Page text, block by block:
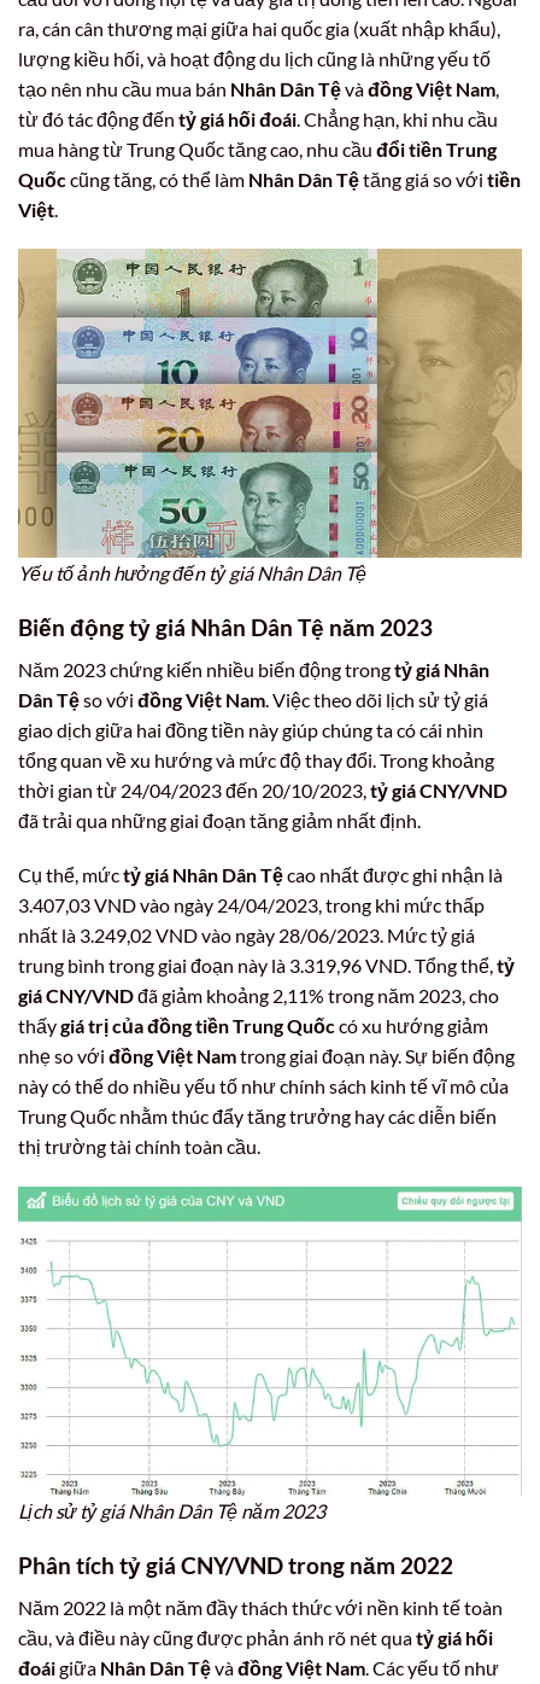
ra, cán cân thương mại giữa hai quốc gia (xuất nhập khẩu),
lượng kiều hối, và hoạt động du lịch cũng là những yếu tố
tạo nên nhu cầu mua bán Nhân Dân Tệvàđồng Việt Nam
từ đó tác động đến tỷ giá hối đoái . Chẳng hạn, khi nhu cầu
mua hàng từ Trung Quốc tăng cao, nhu cầu đổi tiền Trung
Quốccũng tăng, có thể làm Nhân Dân Tệtăng giá so với tiền
Việt
Yếu tố ảnh hưởng đến tỷ giá Nhân Dân Tệ
Biến động tỷ giá Nhân Dân Tệ năm 2023
Năm 2023 chứng kiến nhiều biến động trongtỷ giá Nhân
Dân Tệso với đồng Việt Nam . Việc theo dõi lịch sử tỷ giá
giao dịch giữa hai đồng tiền này giúp chúng ta có cái nhìn
tổng quan về xu hướng và mức độ thay đổi. Trong khoảng
thời gian từ 24/04/2023 đến 20/10/2023, tỷ giá CNY/VND
đã trải qua những giai đoạn tăng giảm nhất định.
Cụ thể, mứctỷ giá Nhân Dân Tệcao nhất được ghi nhận là
3.407,03 VND vào ngày 24/04/2023, trong khi mức thấp
nhất là 3.249,02 VND vào ngày 28/06/2023. Mức tỷ giá
trung bình trong giai đoạn này là 3.319,96 VND. Tổng thể,tỷ
giá CNY/VNDđã giảm khoảng 2,11% trong năm 2023, cho
thấygiá trị của đồng tiền Trung Quốccó xu hướng giảm
nhẹ so với đồng Việt Namtrong giai đoạn này. Sự biến động
này có thể do nhiều yếu tố như chính sách kinh tế vĩ mô của
Trung Quốc nhằm thúc đẩy tăng trưởng hay các diễn biến
thị trường tài chính toàn cầu.
Lịch sử tỷ giá Nhân Dân Tệ năm 2023
Phân tích tỷ giá CNY/VND trong năm 2022
Năm 2022 là một năm đầy thách thức với nền kinh tế toàn
cầu, và điều này cũng được phản ánh rõ nét quatỷ giá hối
đoáigiữa Nhân Dân Tệvàđồng Việt Nam . Các yếu tố như